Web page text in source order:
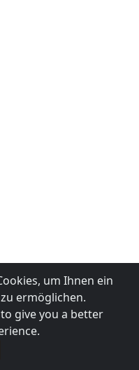
um Ihnen ein
ermöglichen.
give you a better